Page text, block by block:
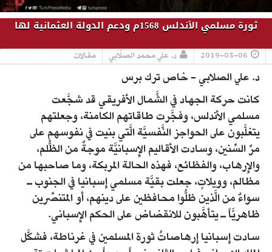
ثورة مسلمي الأندلس 1568م ودعم الدولة العثمانية لها
2019-05-06 د. علي محمد الصلّابي مقالات
د. علي الصلابي - خاص ترك برس
كانت حركة الجهاد في الشَّمال الأفريقي قد شجَّعت
مسلمي الأندلس، وفجَّرت طاقاتهم الكامنة، وجعلتهم
يتغلَّبون على الحواجز النَّفسيَّة الَّتي بنيت في نفوسهم على
مرِّ السِّنين، وسادت الأقاليم الإِسبانيَّة موجةٌ من الظُّلم،
والإِرهاب، والفظائع، فهذه الحالة المربكة، وما صاحبها من
مظالم، وويلاتٍ، جعلت بقيَّة مسلمي إِسبانيا في الجنوب ـ
سواءٌ من الَّذين ظلُّوا محافظين على دينهم، أو المتنصِّرين
ظاهريَّاً ـ يتأهَّبون للانقضاض على الحكم الإِسباني.
سادت إِسبانيا إِرهاصاتُ ثورة المسلمين في غرناطة، فشكَّل